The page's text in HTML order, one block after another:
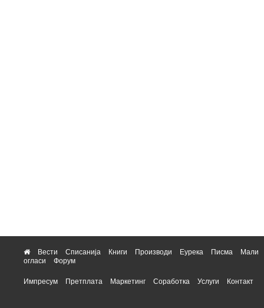
Вести Списанија Книги Производи Еурека Писма
Мали
огласи
Форум
Импресум Претплата Маркетинг Соработка Услуги Контакт